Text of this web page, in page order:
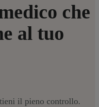
che
al tuo
il pieno controllo.